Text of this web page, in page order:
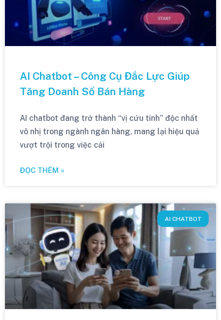
AI Chatbot – Công Cụ Đắc Lực Giúp
Tăng Doanh Số Bán Hàng
AI chatbot đang trở thành “vị cứu tinh” độc nhất
vô nhị trong ngành ngân hàng, mang lại hiệu quả
vượt trội trong việc cải
ĐỌC THÊM »
AI CHATBOT